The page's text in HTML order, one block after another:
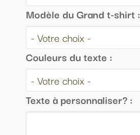
Modèle du Grand t-shirt :
Couleurs du texte :
Texte à personnaliser? :